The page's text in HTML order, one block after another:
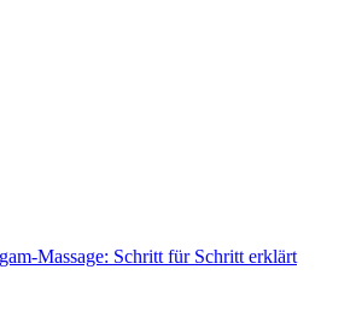
Massage: Schritt für Schritt erklärt